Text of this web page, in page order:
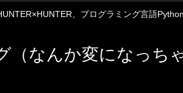
、プログラミング言語
（なんか変になっち